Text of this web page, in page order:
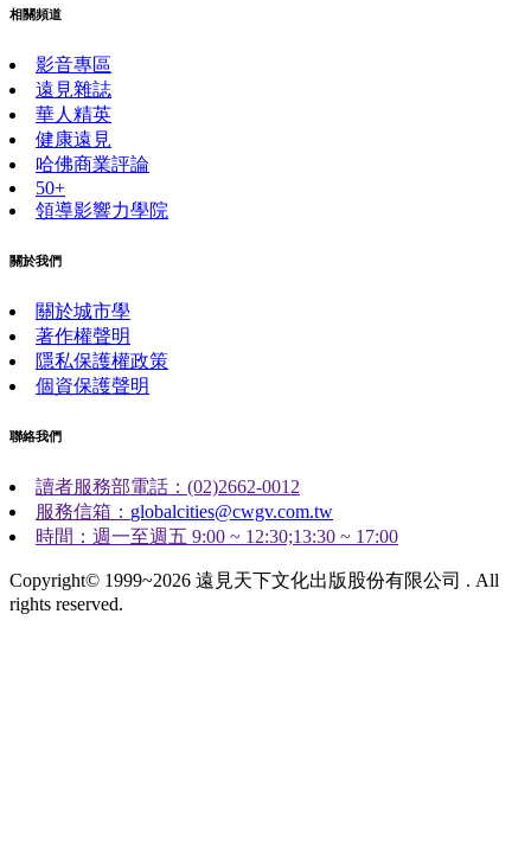
相關頻道
影音專區
遠見雜誌
華人精英
健康遠見
哈佛商業評論
50+
領導影響力學院
關於我們
關於城市學
著作權聲明
隱私保護權政策
個資保護聲明
聯絡我們
讀者服務部電話：(02)2662-0012
服務信箱： globalcities@cwgv.com.tw
時間：週一至週五 9:00 ~ 12:30;13:30 ~ 17:00
Copyright© 1999~2026 遠見天下文化出版股份有限公司 . All
rights reserved.